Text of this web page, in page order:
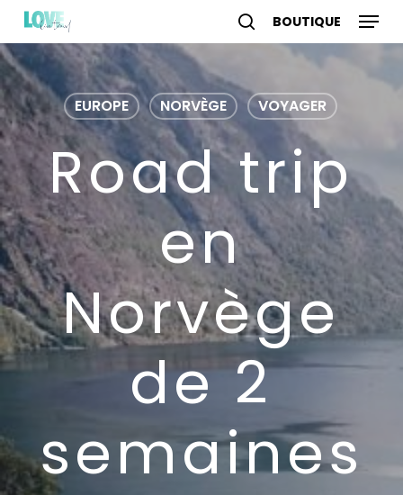
main
content
search account
Menu
EUROPE NORVÈGE VOYAGER
Road trip
en
Norvège
de 2
semaines